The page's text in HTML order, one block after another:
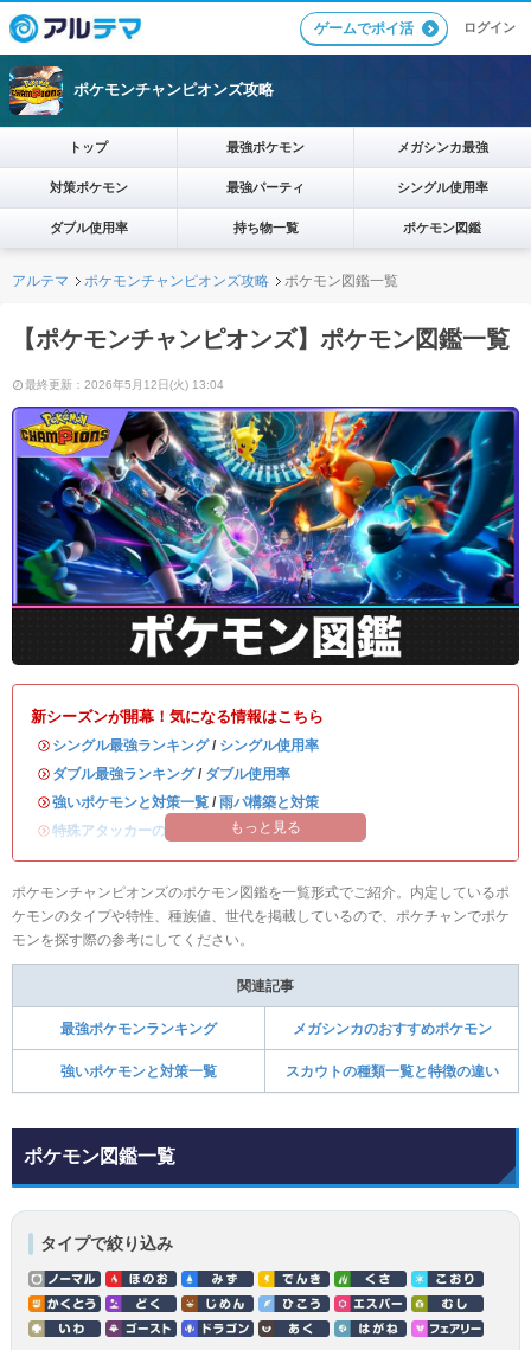
ゲームでポイ活 ログイン
ポケモンチャンピオンズ攻略
トップ 最強ポケモン メガシンカ最強
対策ポケモン 最強パーティ シングル使用率
ダブル使用率 持ち物一覧 ポケモン図鑑
アルテマ ポケモンチャンピオンズ攻略 ポケモン図鑑一覧
【ポケモンチャンピオンズ】ポケモン図鑑一覧
最終更新：2026年5月12日(火) 13:04
新シーズンが開幕！気になる情報はこちら
・ シングル最強ランキング/ シングル使用率
・ ダブル最強ランキング/ ダブル使用率
・強いポケモンと対策一覧 / 雨パ構築と対策
・特殊アタッカーのおすすめランキング
もっと見る
ポケモンチャンピオンズのポケモン図鑑を一覧形式でご紹介。内定しているポ
ケモンのタイプや特性、種族値、世代を掲載しているので、ポケチャンでポケ
モンを探す際の参考にしてください。
関連記事
最強ポケモンランキング メガシンカのおすすめポケモン
強いポケモンと対策一覧 スカウトの種類一覧と特徴の違い
ポケモン図鑑一覧
タイプで絞り込み